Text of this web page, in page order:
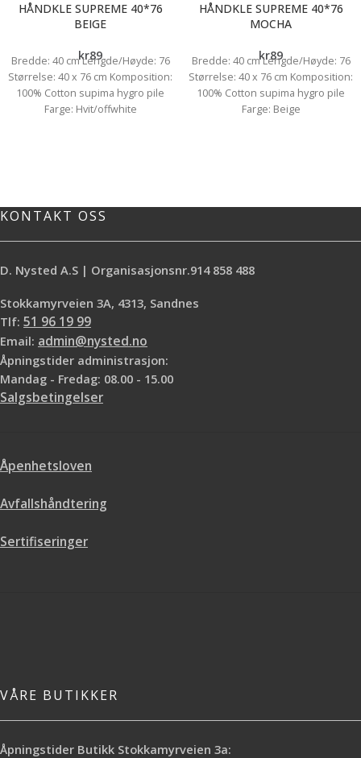
HÅNDKLE SUPREME 40*76
BEIGE
kr89
Bredde: 40 cm Lengde/Høyde: 76
Størrelse: 40 x 76 cm Komposition:
100% Cotton supima hygro pile
Farge: Hvit/offwhite
HÅNDKLE SUPREME 40*76
MOCHA
kr89
Bredde: 40 cm Lengde/Høyde: 76
Størrelse: 40 x 76 cm Komposition:
100% Cotton supima hygro pile
Farge: Beige
KONTAKT OSS
D. Nysted A.S | Organisasjonsnr.914 858 488
Stokkamyrveien 3A, 4313, Sandnes
Tlf: 51 96 19 99
Email: admin@nysted.no
Åpningstider administrasjon:
Mandag - Fredag: 08.00 - 15.00
Salgsbetingelser
Åpenhetsloven
Avfallshåndtering
Sertifiseringer
VÅRE BUTIKKER
Åpningstider Butikk Stokkamyrveien 3a: